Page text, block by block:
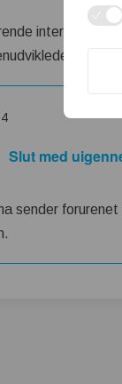
international
Slut med
sender